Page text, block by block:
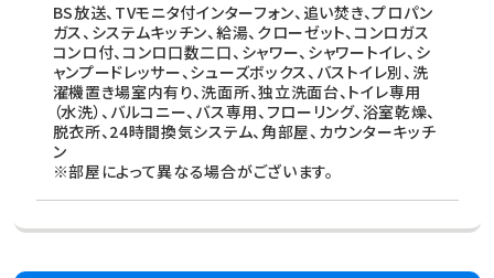
BS放送、TVモニタ付インターフォン、追い焚き、プロパン
ガス、システムキッチン、給湯、クローゼット、コンロガス
コンロ付、コンロ口数二口、シャワー、シャワートイレ、シ
ャンプードレッサー、シューズボックス、バストイレ別、洗
濯機置き場室内有り、洗面所、独立洗面台、トイレ専用
（水洗）、バルコニー、バス専用、フローリング、浴室乾燥、
脱衣所、24時間換気システム、角部屋、カウンターキッチ
ン
※部屋によって異なる場合がございます。